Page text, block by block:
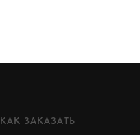
КАК ЗАКАЗАТЬ